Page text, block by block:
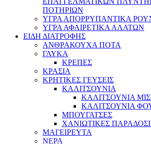
ΠΟΤΗΡΙΩΝ
ΥΓΡΑ ΑΠΟΡΡΥΠΑΝΤΙΚΑ
ΥΓΡΑ ΑΦΑΙΡΕΤΙΚΑ ΑΛΑΤΩΝ
ΕΙΔΗ ΔΙΑΤΡΟΦΗΣ
ΑΝΘΡΑΚΟΥΧΑ ΠΟΤΑ
ΓΛΥΚΑ
ΚΡΕΠΕΣ
ΚΡΑΣΙΑ
ΚΡΗΤΙΚΕΣ ΓΕΥΣΕΙΣ
ΚΑΛΙΤΣΟΥΝΙΑ
ΚΑΛΙΤΣΟΥΝΙΑ
ΚΑΛΙΤΣΟΥΝΙΑ
ΜΠΟΥΓΑΤΣΕΣ
ΧΑΝΙΩΤΙΚΕΣ
ΜΑΓΕΙΡΕΥΤΑ
ΝΕΡΑ